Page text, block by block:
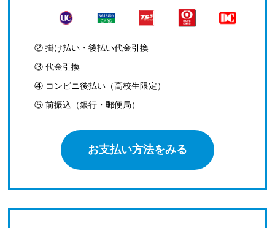
② 掛け払い・後払い代金引換
③ 代金引換
④ コンビニ後払い（高校生限定）
⑤ 前振込（銀行・郵便局）
お支払い方法をみる